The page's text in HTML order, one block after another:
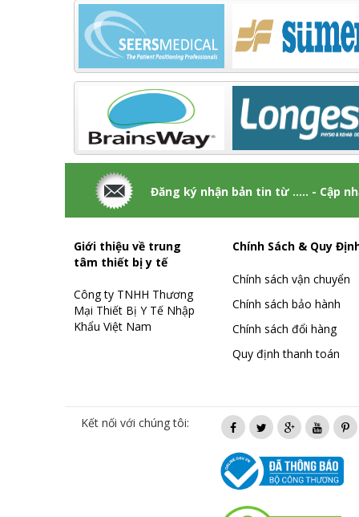
Đăng ký nhận bản tin từ ..... - Cập
Giới thiệu về trung
tâm thiết bị y tế
Công ty TNHH Thương
Mại Thiết Bị Y Tế Nhập
Khẩu Việt Nam
Chính Sách & Quy
Chính sách vận chuyển
Chính sách bảo hành
Chính sách đổi hàng
Quy định thanh toán
Kết nối với chúng tôi: